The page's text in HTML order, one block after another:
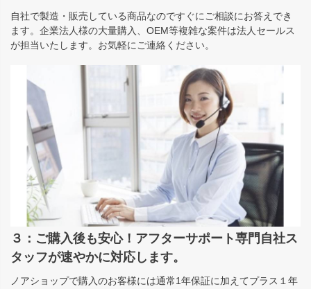
自社で製造・販売している商品なのですぐにご相談にお答えでき
ます。企業法人様の大量購入、OEM等複雑な案件は法人セールス
が担当いたします。お気軽にご連絡ください。
３：ご購入後も安心！アフターサポート専門自社ス
タッフが速やかに対応します。
ノアショップで購入のお客様には通常1年保証に加えてプラス１年